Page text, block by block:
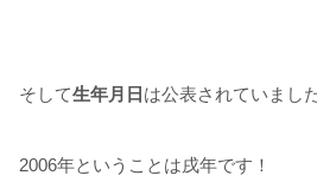
そして生年月日 は公表されていました
2006年ということは戌年です！